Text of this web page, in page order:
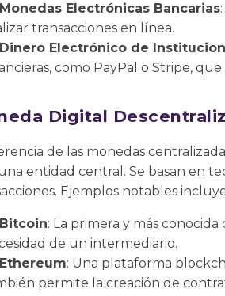
Monedas Electrónicas Bancarias
transacciones en línea.
Dinero Electrónico de
como PayPal o Stripe,
Digital
de las monedas
entidad central. Se basan en
Ejemplos notables
Bitcoin: La primera y más
de un intermediario.
Ethereum: Una plataforma
permite la creación de